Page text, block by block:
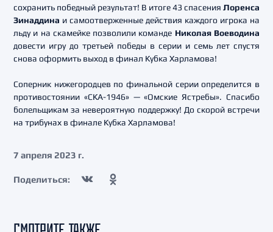
сохранить победный результат! В итоге 43 спасения Лоренса
Зинаддина и самоотверженные действия каждого игрока на
льду и на скамейке позволили команде Николая Воеводина
довести игру до третьей победы в серии и семь лет спустя
снова оформить выход в финал Кубка Харламова!
Соперник нижегородцев по финальной серии определится в
противостоянии «СКА-1946» — «Омские Ястребы». Спасибо
болельщикам за невероятную поддержку! До скорой встречи
на трибунах в финале Кубка Харламова!
7 апреля 2023 г.
Поделиться: